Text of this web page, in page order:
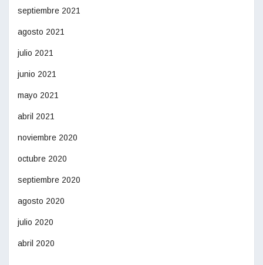
septiembre 2021
agosto 2021
julio 2021
junio 2021
mayo 2021
abril 2021
noviembre 2020
octubre 2020
septiembre 2020
agosto 2020
julio 2020
abril 2020